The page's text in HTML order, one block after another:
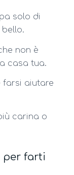
solo di
non è
casa tua.
farsi aiutare
carina o
per farti